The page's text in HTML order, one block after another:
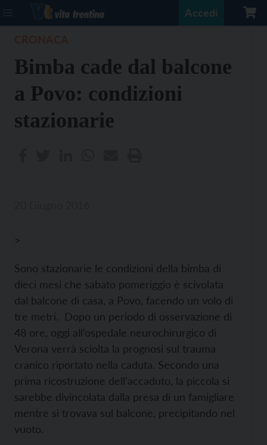
Accedi
Bimba cade dal balcone
a Povo: condizioni
stazionarie
>
Sono stazionarie le condizioni della bimba di
dieci mesi che sabato pomeriggio è scivolata
dal balcone di casa, a Povo, facendo un volo di
tre metri. Dopo un periodo di osservazione di
48 ore, oggi all’ospedale neurochirurgico di
Verona verrà sciolta la prognosi sul trauma
cranico riportato nella caduta. Secondo una
prima ricostruzione dell’accaduto, la piccola si
sarebbe divincolata dalla presa di un famigliare
mentre si trovava sul balcone, precipitando nel
vuoto.